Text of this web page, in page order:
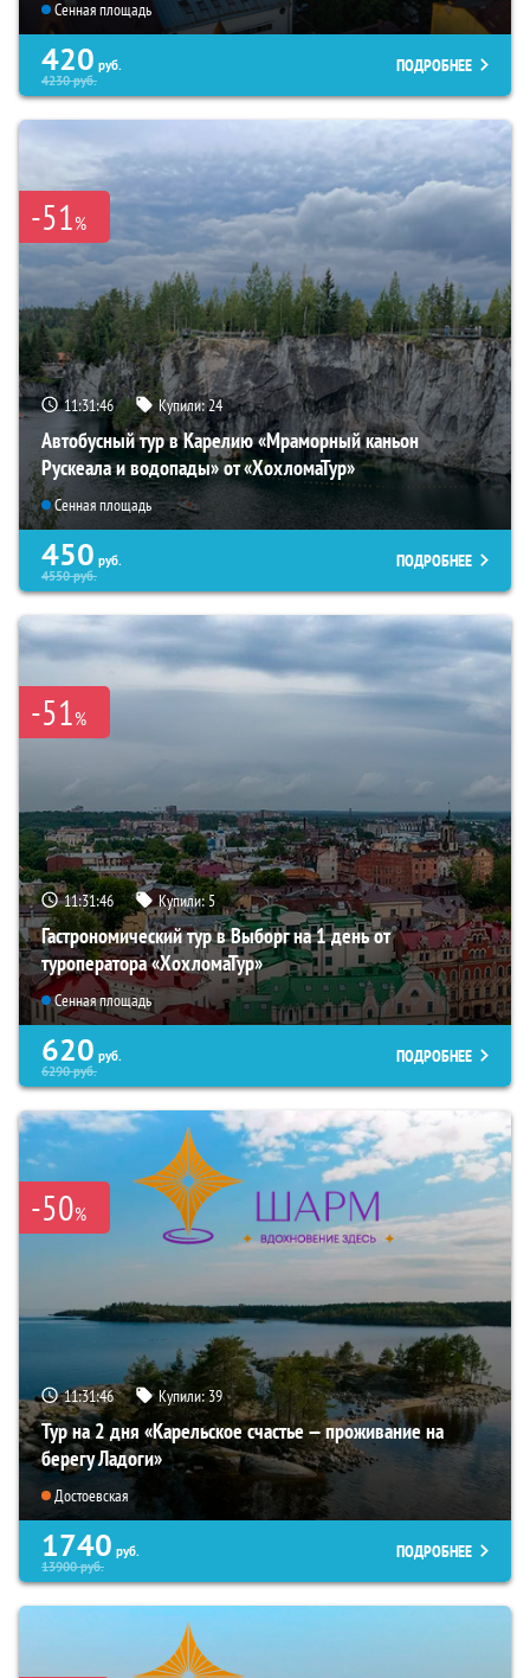
Сенная площадь
420 руб.
4230руб.
ПОДРОБНЕЕ
-51%
11:31:44 Купили:24
Автобусный тур в Карелию «Мраморный каньон
Рускеала и водопады» от «ХохломаТур»
Сенная площадь
450 руб.
4550руб.
ПОДРОБНЕЕ
-51%
11:31:44 Купили:5
Гастрономический тур в Выборг на 1 день от
туроператора «ХохломаТур»
Сенная площадь
620 руб.
6290руб.
ПОДРОБНЕЕ
-50%
11:31:44 Купили:39
Тур на 2 дня «Карельское счастье — проживание на
берегу Ладоги»
Достоевская
1740 руб.
13900руб.
ПОДРОБНЕЕ